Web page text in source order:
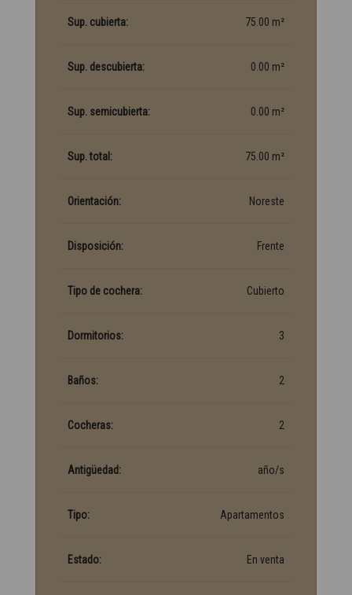
Sup. cubierta: 75.00 m²
Sup. descubierta: 0.00 m²
Sup. semicubierta: 0.00 m²
Sup. total: 75.00 m²
Orientación: Noreste
Disposición: Frente
Tipo de cochera: Cubierto
Dormitorios: 3
Baños: 2
Cocheras: 2
Antigüedad: año/s
Tipo: Apartamentos
Estado: En venta